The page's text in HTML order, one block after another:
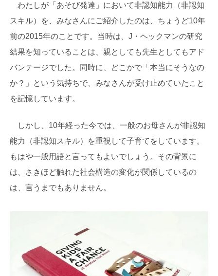
わたしが「あそび発達」において非認知能力（非認知
スキル）を、みなさんにご紹介したのは、ちょうど10年
前の2015年のことです。当時は、J・ヘックマンの研究
結果を知っていることは、親としても先生としてもアド
バンテージでした。同時に、どこかで「本当にそうなの
か？」という気持ちで、みなさんが受け止めていたこと
を記憶しています。
しかし、10年経った今では、一般のお母さんが非認知
能力（非認知スキル）を重視して子育てをしています。
もはや一般用語と言ってもよいでしょう。その背景に
は、さきほど触れた社会構造の変化が関係しているの
は、言うまでもありません。